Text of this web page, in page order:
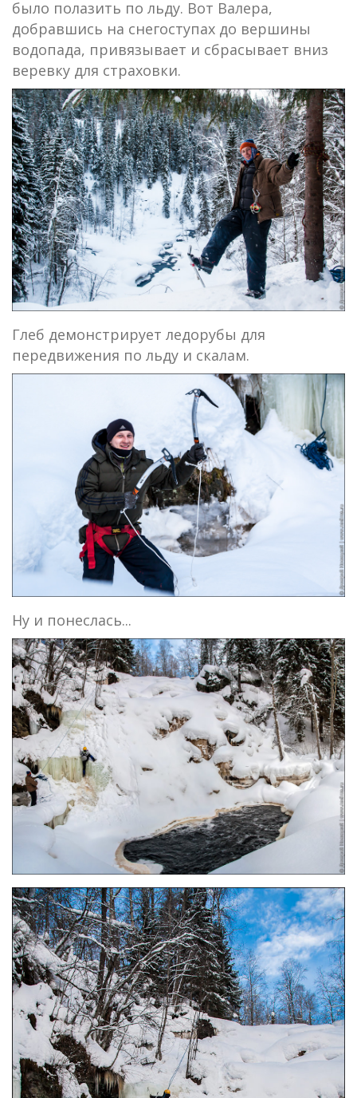
было полазить по льду. Вот Валера,
добравшись на снегоступах до вершины
водопада, привязывает и сбрасывает вниз
веревку для страховки.
Глеб демонстрирует ледорубы для
передвижения по льду и скалам.
Ну и понеслась...